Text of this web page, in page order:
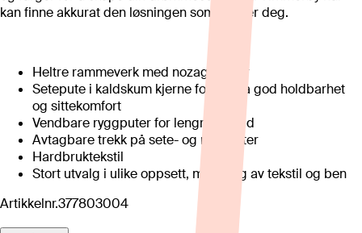
kan finne akkurat den løsningen som passer deg.
Heltre rammeverk med nozag-fjærer
Setepute i kaldskum kjerne for ekstra god holdbarhet
og sittekomfort
Vendbare ryggputer for lengre levetid
Avtagbare trekk på sete- og ryggputer
Hardbruktekstil
Stort utvalg i ulike oppsett, med valg av tekstil og ben
Artikkelnr.377803004